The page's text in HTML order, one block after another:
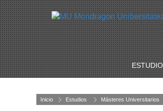
Inicio Estudios Másteres Universitarios